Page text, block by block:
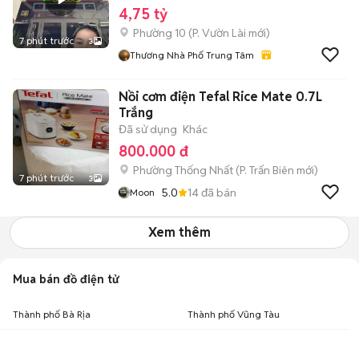
7 phút trước 3
4,75 tỷ
Phường 10 (P. Vườn Lài mới)
Thương Nhà Phố Trung Tâm
7 phút trước 3
Nồi cơm điện Tefal Rice Mate 0.7L
Trắng
Đã sử dụng Khác
800.000 đ
Phường Thống Nhất (P. Trấn Biên mới)
Moon 5.0 14đã bán
Xem thêm
Mua bán đồ điện tử
Thành phố Bà Rịa Thành phố Vũng Tàu